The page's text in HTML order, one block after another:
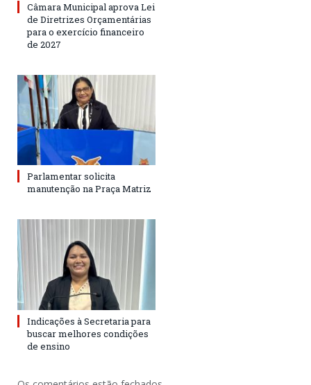
Câmara Municipal aprova Lei
de Diretrizes Orçamentárias
para o exercício financeiro
de 2027
Parlamentar solicita
manutenção na Praça Matriz
Indicações à Secretaria para
buscar melhores condições
de ensino